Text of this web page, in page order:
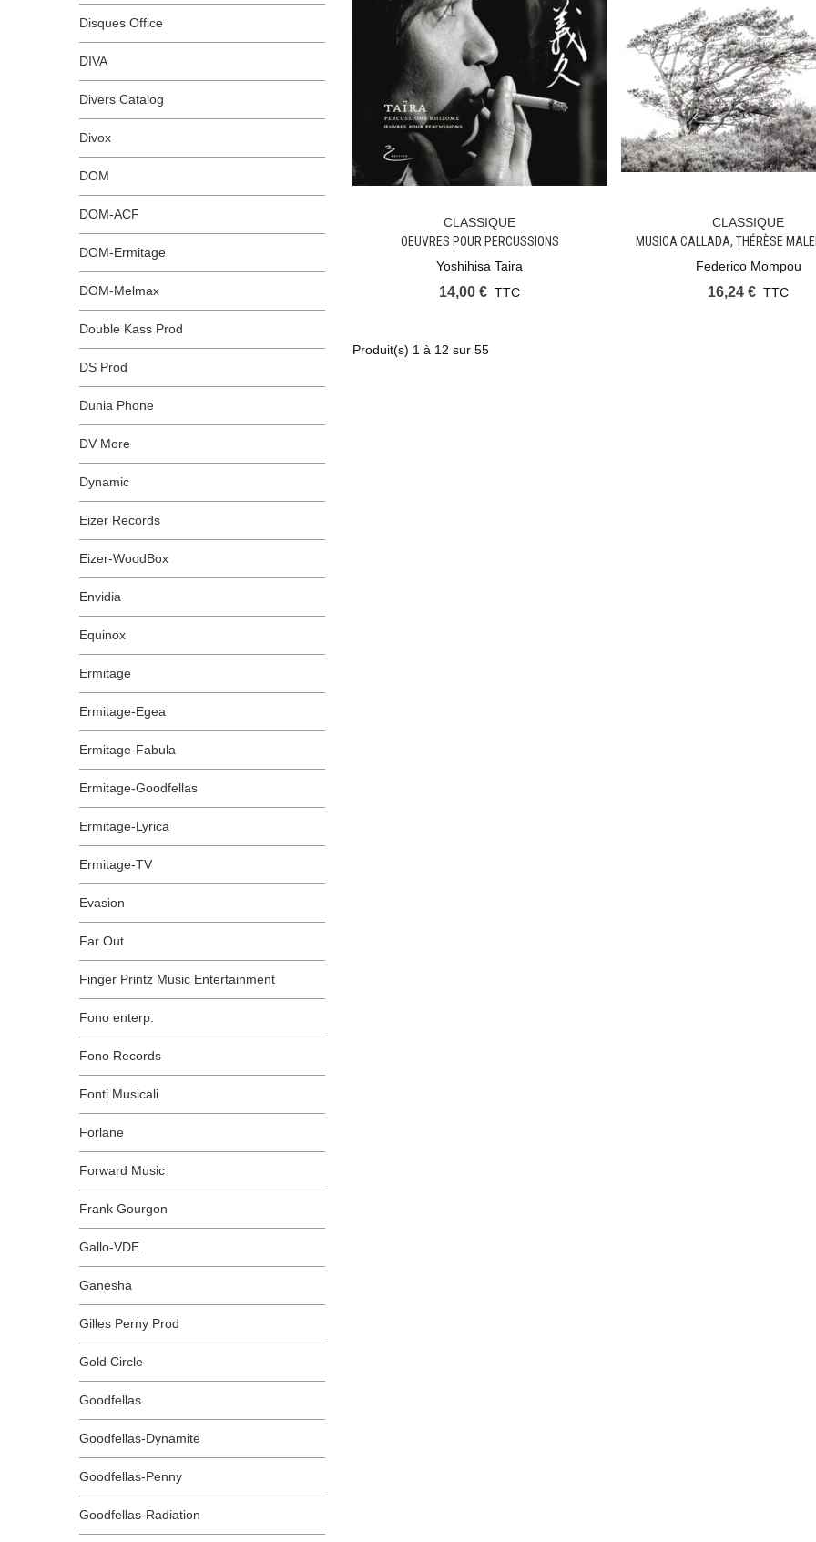
Disques Office
DIVA
Divers Catalog
Divox
DOM
DOM-ACF
DOM-Ermitage
DOM-Melmax
Double Kass Prod
DS Prod
Dunia Phone
DV More
Dynamic
Eizer Records
Eizer-WoodBox
Envidia
Equinox
Ermitage
Ermitage-Egea
Ermitage-Fabula
Ermitage-Goodfellas
Ermitage-Lyrica
Ermitage-TV
Evasion
Far Out
Finger Printz Music Entertainment
Fono enterp.
Fono Records
Fonti Musicali
Forlane
Forward Music
Frank Gourgon
Gallo-VDE
Ganesha
Gilles Perny Prod
Gold Circle
Goodfellas
Goodfellas-Dynamite
Goodfellas-Penny
Goodfellas-Radiation
Ajouter Au Panier
CLASSIQUE
OEUVRES POUR PERCUSSIONS
Yoshihisa Taira
14,00 € TTC
Ajouter Au Panier
CLASSIQUE
MUSICA CALLADA, THÉRÈSE
PIANO
Federico Mompou
16,24 € TTC
Produit(s) 1 à 12 sur 55